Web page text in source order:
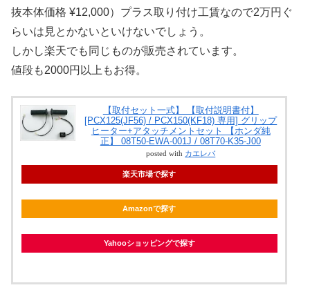
抜本体価格 ¥12,000）プラス取り付け工賃なので2万円ぐ
らいは見とかないといけないでしょう。
しかし楽天でも同じものが販売されています。
値段も2000円以上もお得。
【取付セット一式】 【取付説明書付】
[PCX125(JF56) / PCX150(KF18) 専用] グリップ
ヒーター+アタッチメントセット 【ホンダ純
正】 08T50-EWA-001J / 08T70-K35-J00
posted with カエレバ
楽天市場で探す
Amazonで探す
Yahooショッピングで探す